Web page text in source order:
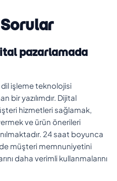
pazarlamada
işleme teknolojisi
bir yazılımdır. Dijital
hizmetleri sağlamak,
ve ürün önerileri
24 saat boyunca
müşteri memnuniyetini
daha verimli kullanmalarını